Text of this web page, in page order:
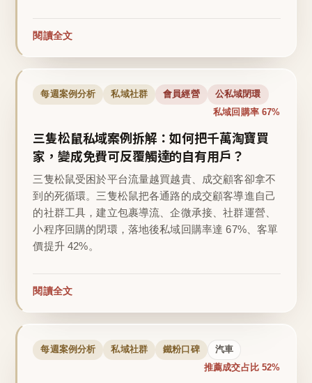
閱讀全文
每週案例分析 私域社群 會員經營 公私域閉環
私域回購率 67%
三隻松鼠私域案例拆解：如何把千萬淘寶買
家，變成免費可反覆觸達的自有用戶？
三隻松鼠受困於平台流量越買越貴、成交顧客卻拿不
到的死循環。三隻松鼠把各通路的成交顧客導進自己
的社群工具，建立包裹導流、企微承接、社群運營、
小程序回購的閉環，落地後私域回購率達 67%、客單
價提升 42%。
閱讀全文
每週案例分析 私域社群 鐵粉口碑 汽車
推薦成交占比 52%